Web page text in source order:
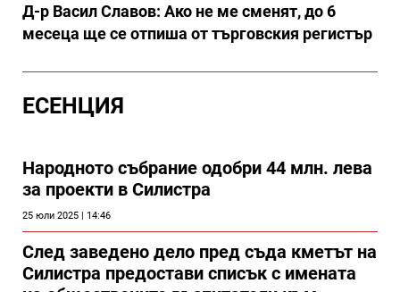
Д-р Васил Славов: Ако не ме сменят, до 6
месеца ще се отпиша от търговския регистър
ЕСЕНЦИЯ
Народното събрание одобри 44 млн. лева
за проекти в Силистра
25 юли 2025 | 14:46
След заведено дело пред съда кметът на
Силистра предостави списък с имената